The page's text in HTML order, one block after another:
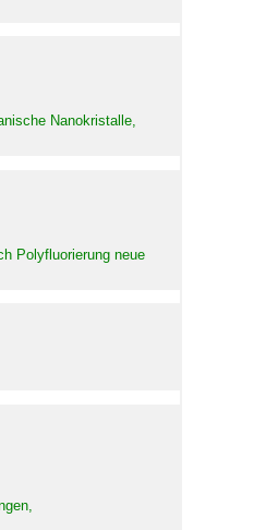
Nanokristalle,
Polyfluorierung neue